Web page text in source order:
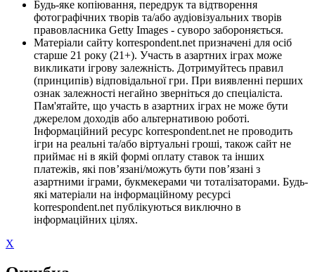
Будь-яке копіювання, передрук та відтворення
фотографічних творів та/або аудіовізуальних творів
правовласника Getty Images - суворо забороняється.
Матеріали сайту korrespondent.net призначені для осіб
старше 21 року (21+). Участь в азартних іграх може
викликати ігрову залежність. Дотримуйтесь правил
(принципів) відповідальної гри. При виявленні перших
ознак залежності негайно зверніться до спеціаліста.
Пам'ятайте, що участь в азартних іграх не може бути
джерелом доходів або альтернативою роботі.
Інформаційний ресурс korrespondent.net не проводить
ігри на реальні та/або віртуальні гроші, також сайт не
приймає ні в якій формі оплату ставок та інших
платежів, які пов’язані/можуть бути пов’язані з
азартними іграми, букмекерами чи тоталізаторами. Будь-
які матеріали на інформаційному ресурсі
korrespondent.net публікуються виключно в
інформаційних цілях.
X